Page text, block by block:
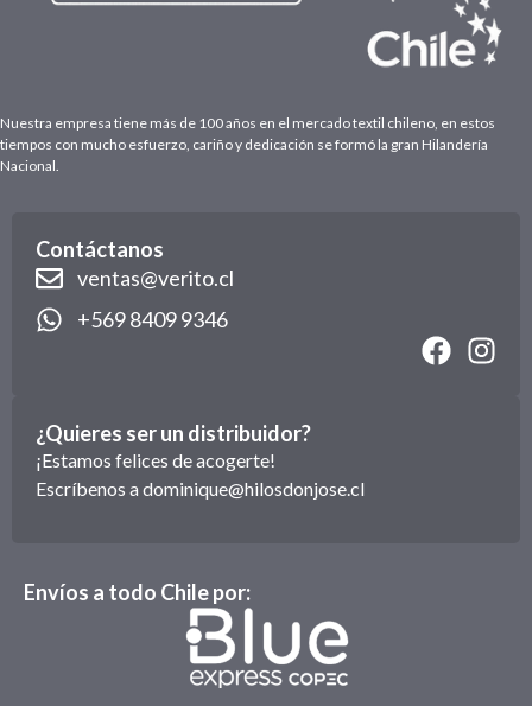
Nuestra empresa tiene más de 100 años en el mercado textil chileno, en estos
tiempos con mucho esfuerzo, cariño y dedicación se formó la gran Hilandería
Nacional.
Contáctanos
ventas@verito.cl
+569 8409 9346
¿Quieres ser un distribuidor?
¡Estamos felices de acogerte!
Escríbenos a dominique@hilosdonjose.cl
Envíos a todo Chile por: